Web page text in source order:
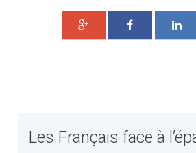
Les Français face à